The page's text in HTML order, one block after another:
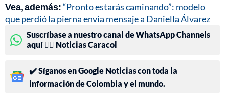
Vea, además:“Pronto estarás caminando”: modelo
que perdió la pierna envía mensaje a Daniella Álvarez
Suscríbase a nuestro canal de WhatsApp Channels
aquí 👉🏻 Noticias Caracol
✔️ Síganos en Google Noticias con toda la
información de Colombia y el mundo.